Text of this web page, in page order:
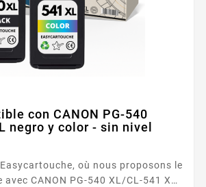
con CANON PG-540
negro y color - sin nivel
où nous proposons le
avec CANON PG-540 XL/CL-541 XL